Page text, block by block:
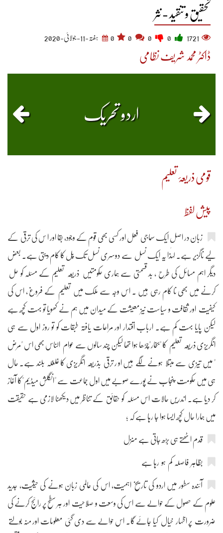
تحقیق و تنقید - نثر
1721
0 ہفتہ-11-جولائی-2020
ڈاکٹر محمد شریف نظامی
اردو تحریک
قومی ذریعۂ تعلیم
پیش لفظ
زبان در اصل ایک سماجی فعل اور کسی بھی قوم کے وجود، بقا اور ا س کی ترقی کے
لیے ناگزیر ہے۔ لہٰذا یہ ایک نسل سے دوسری نسل تک پُل کا کام دیتی ہے۔ بعض
دیگر اہم مسائل کی طرح ، بد قسمتی سے ہماری حکومتیں ذریعہ تعلیم کے مسئلہ کو حل
کرنے میں بھی نا کام رہی ہیں ۔ اس وجہ سے ملک میں تعلیم کے فروغ ، اس کی
کیفیت اور ثقافت و سیاست نیز معیشت کے میدان میں ہم نے کھویا تو بہت کچھ ہے
لیکن پایا بہت کم ہے۔ ارباب اقتدار اور مراعات یافتہ طبقات کو تو روز اول سے ہی
انگریزی ذریعہ تعلیم کا "بخار"چڑھا ہوا تھا لیکن چند سالوں سے عوام الناس بھی اس "مرض
" میں تیزی سے مبتلا ہونے لگے ہیں او ر ترقی بذریعہ انگریزی کا غلغلہ بلند ہے۔ حال
ہی میں حکومت پنجاب نے پورے صوبے میں اول جماعت سے "انگلش میڈیم"کا آغاز
کر دیا ہے۔ اندریں حالات اس مسئلہ کو حقائق کے تناظر میں دیکھنا لازمی ہے حقیقت
میں ہمارا حال کچھ ایسا ہوا جا رہا ہے کہ ؛
قدم اٹھتے ہی بڑھ جاتی ہے منزل
بظاہر فاصلہ کم ہو رہا ہے
آئندہ سطور میں اردو کی تاریخ اہمیت، اس کی عالمی زبان ہونے کی حیثیت، جدید
علوم کے حصول کے حوالے سے اس کی وسعت و صلاحیت اور ہر سطح پر رائج کرنے کی
ضرورت پر اظہار خیال کیا جائے گا۔ اس حوالے سے دی گئی معلومات اور منہ بولتے